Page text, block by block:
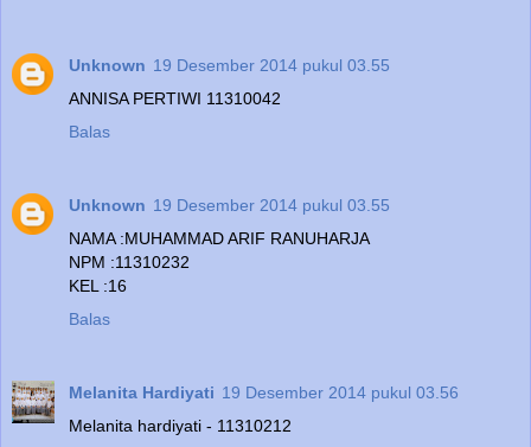
Unknown 19 Desember 2014 pukul 03.55
ANNISA PERTIWI 11310042
Balas
Unknown 19 Desember 2014 pukul 03.55
NAMA :MUHAMMAD ARIF RANUHARJA
NPM :11310232
KEL :16
Balas
Melanita Hardiyati 19 Desember 2014 pukul 03.56
Melanita hardiyati - 11310212